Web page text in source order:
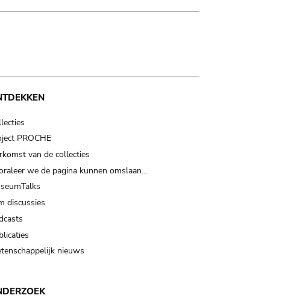
PROCHE
van de collecties
we de pagina kunnen omslaan…
discussies
nieuws